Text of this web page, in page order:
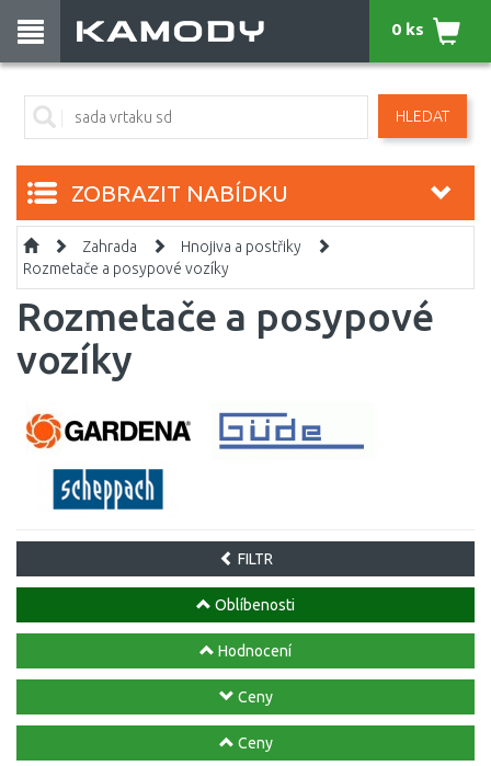
HLEDAT
0 ks
ZOBRAZIT NABÍDKU
Zahrada
Hnojiva a postřiky
Rozmetače a posypové vozíky
Rozmetače a posypové
vozíky
FILTR
Oblíbenosti
Hodnocení
Ceny
Ceny